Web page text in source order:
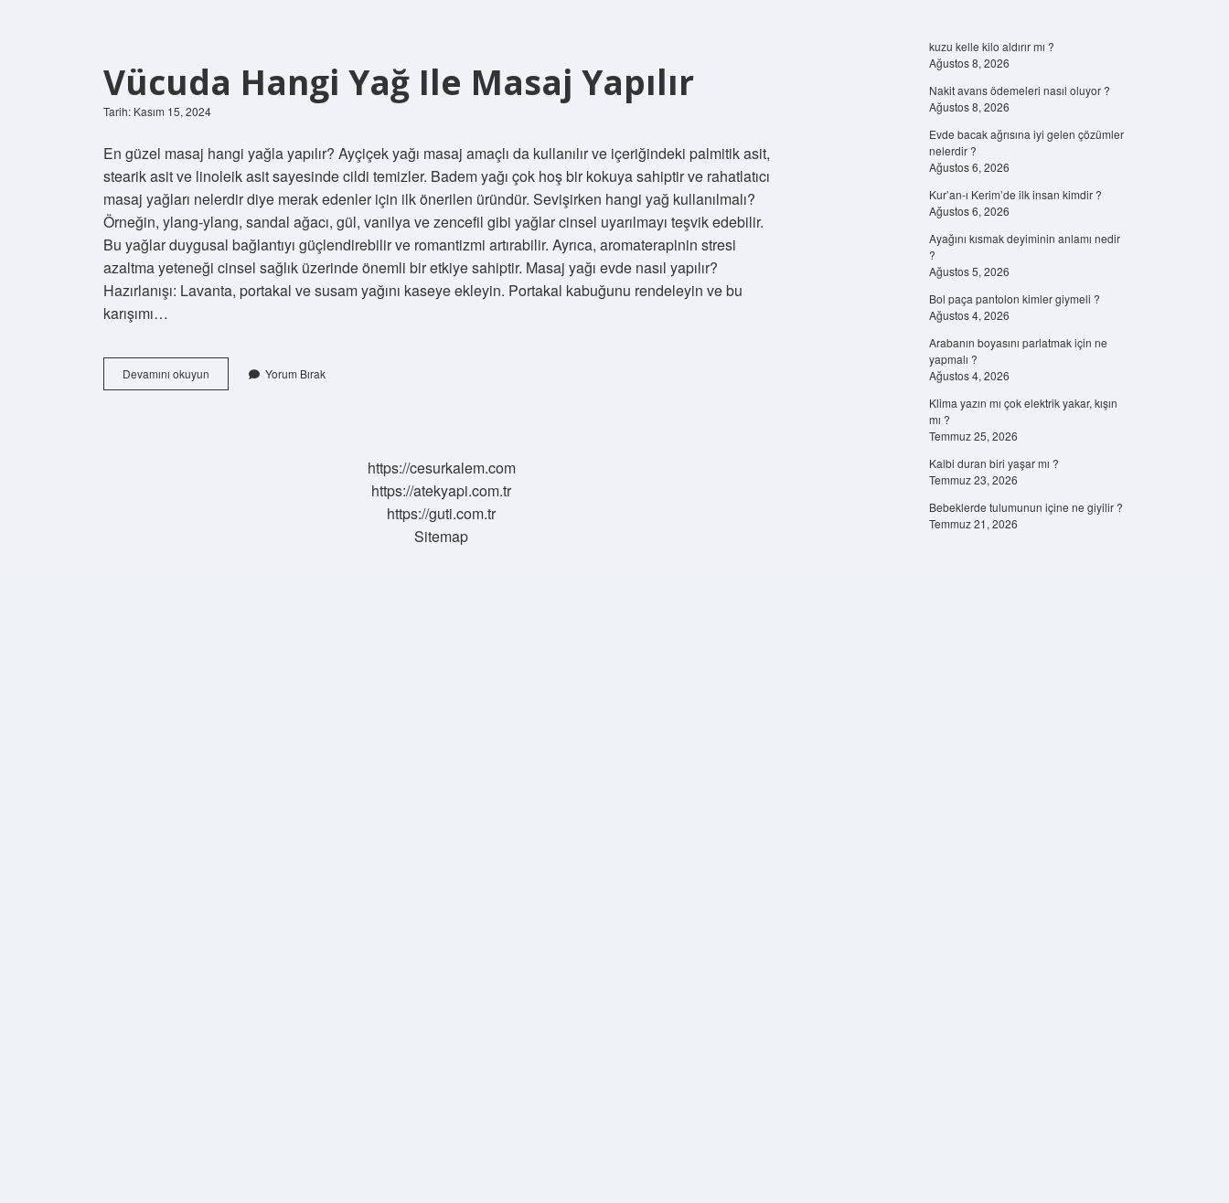
Vücuda Hangi Yağ Ile Masaj Yapılır
Tarih: Kasım 15, 2024
En güzel masaj hangi yağla yapılır? Ayçiçek yağı masaj amaçlı da kullanılır ve içeriğindeki palmitik asit,
stearik asit ve linoleik asit sayesinde cildi temizler. Badem yağı çok hoş bir kokuya sahiptir ve rahatlatıcı
masaj yağları nelerdir diye merak edenler için ilk önerilen üründür. Sevişirken hangi yağ kullanılmalı?
Örneğin, ylang-ylang, sandal ağacı, gül, vanilya ve zencefil gibi yağlar cinsel uyarılmayı teşvik edebilir.
Bu yağlar duygusal bağlantıyı güçlendirebilir ve romantizmi artırabilir. Ayrıca, aromaterapinin stresi
azaltma yeteneği cinsel sağlık üzerinde önemli bir etkiye sahiptir. Masaj yağı evde nasıl yapılır?
Hazırlanışı: Lavanta, portakal ve susam yağını kaseye ekleyin. Portakal kabuğunu rendeleyin ve bu
karışımı…
Devamını okuyun
Hangi
Yorum Bırak
https://cesurkalem.com
https://atekyapi.com.tr
https://guti.com.tr
Sitemap
kuzu kelle kilo aldırır mı ?
Ağustos 8, 2026
Nakit avans ödemeleri nasıl oluyor ?
Ağustos 8, 2026
Evde bacak ağrısına iyi gelen çözümler
nelerdir ?
Ağustos 6, 2026
Kur’an-ı Kerim’de ilk insan kimdir ?
Ağustos 6, 2026
Ayağını kısmak deyiminin anlamı nedir
?
Ağustos 5, 2026
Bol paça pantolon kimler giymeli ?
Ağustos 4, 2026
Arabanın boyasını parlatmak için ne
yapmalı ?
Ağustos 4, 2026
Klima yazın mı çok elektrik yakar, kışın
mı ?
Temmuz 25, 2026
Kalbi duran biri yaşar mı ?
Temmuz 23, 2026
Bebeklerde tulumunun içine ne giyilir ?
Temmuz 21, 2026